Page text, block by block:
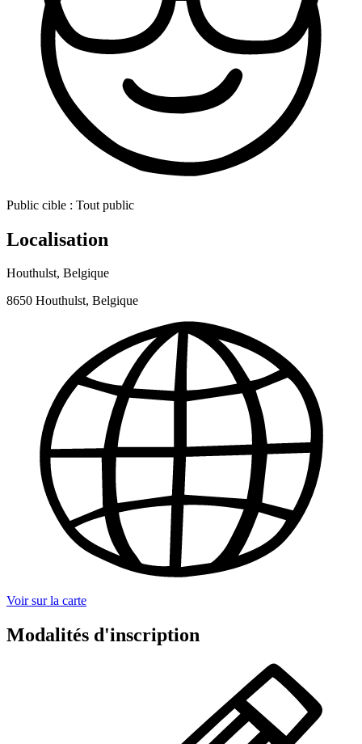
Public cible : Tout public
Localisation
Houthulst, Belgique
8650 Houthulst, Belgique
Voir sur la carte
Modalités d'inscription